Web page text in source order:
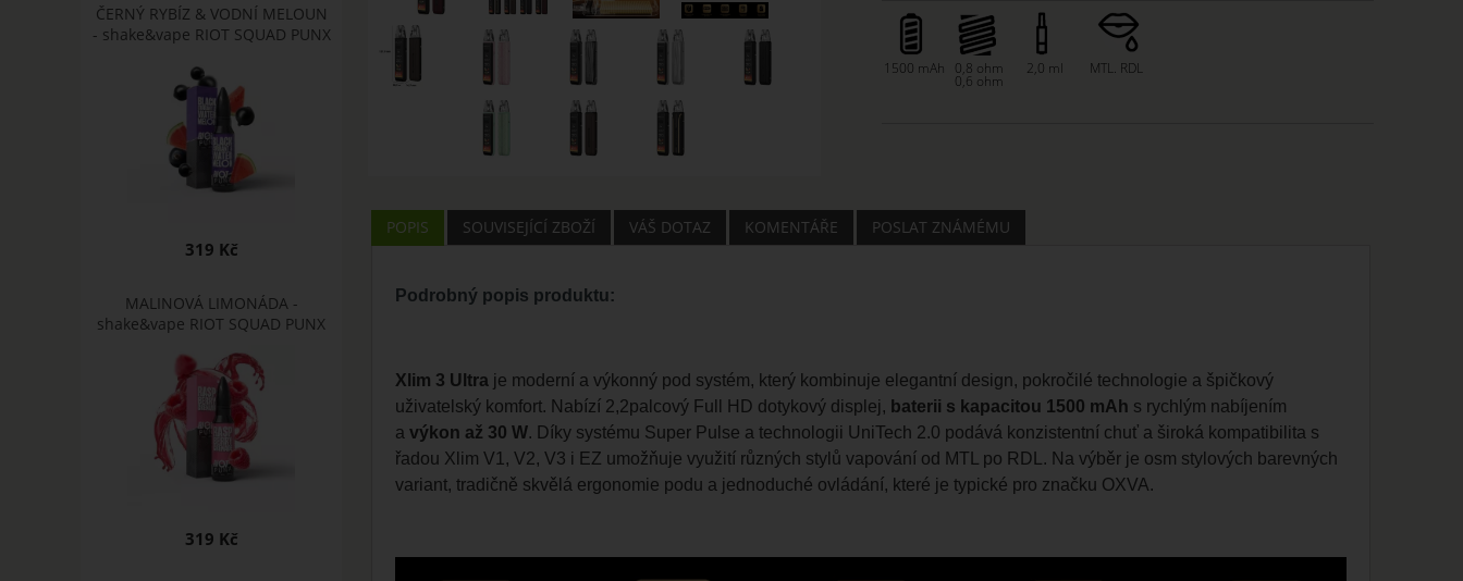
1500 mAh 0,8 ohm
0,6 ohm
2,0 ml MTL. RDL
POPIS SOUVISEJÍCÍ ZBOŽÍ VÁŠ DOTAZ KOMENTÁŘE POSLAT ZNÁMÉMU
Podrobný popis produktu:
Xlim 3 Ultra je moderní a výkonný pod systém, který kombinuje elegantní design, pokročilé technologie a špičkový
uživatelský komfort. Nabízí 2,2palcový Full HD dotykový displej, baterii s kapacitou 1500 mAh s rychlým nabíjením
a výkon až 30 W. Díky systému Super Pulse a technologii UniTech 2.0 podává konzistentní chuť a široká kompatibilita s
řadou Xlim V1, V2, V3 i EZ umožňuje využití různých stylů vapování od MTL po RDL. Na výběr je osm stylových barevných
variant, tradičně skvělá ergonomie podu a jednoduché ovládání, které je typické pro značku OXVA.
ČERNÝ RYBÍZ & VODNÍ MELOUN
- shake&vape RIOT SQUAD PUNX
319 Kč
MALINOVÁ LIMONÁDA -
shake&vape RIOT SQUAD PUNX
319 Kč